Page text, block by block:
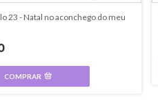
23 - Natal no aconchego do meu
COMPRAR